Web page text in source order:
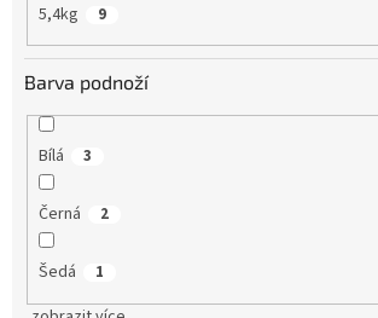
5,4kg 9
Barva podnoží
Bílá 3
Černá 2
Šedá 1